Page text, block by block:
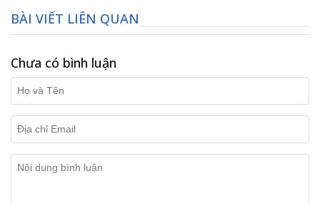
BÀI VIẾT LIÊN QUAN
Chưa có bình luận